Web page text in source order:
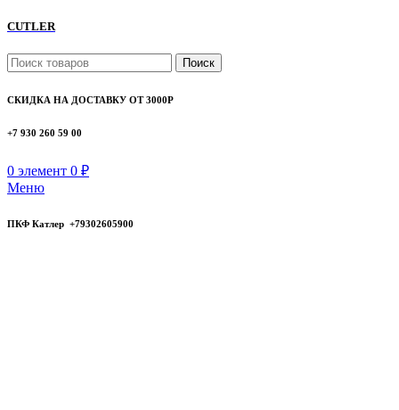
CUTLER
Поиск
СКИДКА НА ДОСТАВКУ ОТ 3000Р
+7 930 260 59 00
0 элемент 0 ₽
Меню
ПКФ Катлер +79302605900